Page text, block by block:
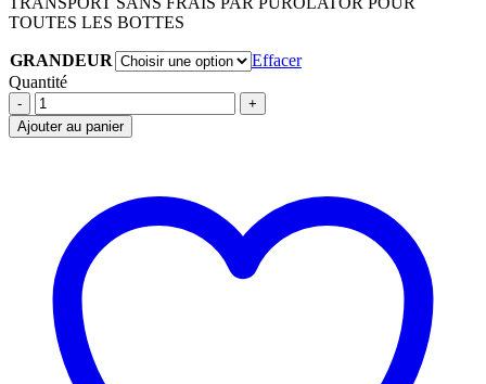
TOUTES LES BOTTES
GRANDEUR
Effacer
Quantité
BOTTE
DE
MONTEUR
AVEC
CAP
NOIR
SEMELLE
RENFORCIE
POUR
ÉPERONS
CSA
Ajouter au panier